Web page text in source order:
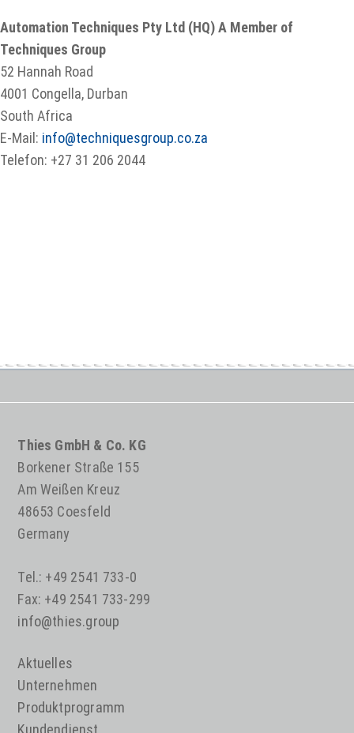
Automation Techniques Pty Ltd (HQ) A Member of
Techniques Group
52 Hannah Road
4001 Congella, Durban
South Africa
E-Mail: info@techniquesgroup.co.za
Telefon: +27 31 206 2044
Thies GmbH & Co. KG
Borkener Straße 155
Am Weißen Kreuz
48653 Coesfeld
Germany
Tel.: +49 2541 733-0
Fax: +49 2541 733-299
info@thies.group
Aktuelles
Unternehmen
Produktprogramm
Kundendienst